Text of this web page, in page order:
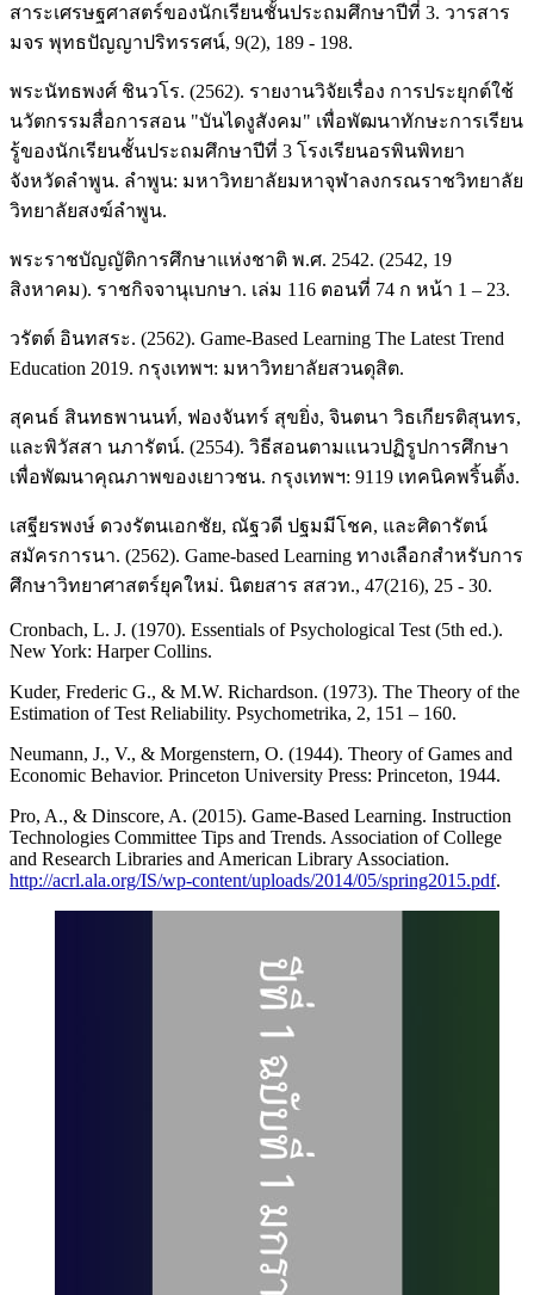
สาระเศรษฐศาสตร์ของนักเรียนชั้นประถมศึกษาปีที่ 3. วารสาร
มจร พุทธปัญญาปริทรรศน์, 9(2), 189 - 198.
พระนัทธพงศ์ ชินวโร. (2562). รายงานวิจัยเรื่อง การประยุกต์ใช้
นวัตกรรมสื่อการสอน "บันไดงูสังคม" เพื่อพัฒนาทักษะการเรียน
รู้ของนักเรียนชั้นประถมศึกษาปีที่ 3 โรงเรียนอรพินพิทยา
จังหวัดลำพูน. ลำพูน: มหาวิทยาลัยมหาจุฬาลงกรณราชวิทยาลัย
วิทยาลัยสงฆ์ลำพูน.
พระราชบัญญัติการศึกษาแห่งชาติ พ.ศ. 2542. (2542, 19
สิงหาคม). ราชกิจจานุเบกษา. เล่ม 116 ตอนที่ 74 ก หน้า 1 – 23.
วรัตต์ อินทสระ. (2562). Game-Based Learning The Latest Trend
Education 2019. กรุงเทพฯ: มหาวิทยาลัยสวนดุสิต.
สุคนธ์ สินทธพานนท์, ฟองจันทร์ สุขยิ่ง, จินตนา วิธเกียรติสุนทร,
และพิวัสสา นภารัตน์. (2554). วิธีสอนตามแนวปฏิรูปการศึกษา
เพื่อพัฒนาคุณภาพของเยาวชน. กรุงเทพฯ: 9119 เทคนิคพริ้นติ้ง.
เสฐียรพงษ์ ดวงรัตนเอกชัย, ณัฐวดี ปฐมมีโชค, และศิดารัตน์
สมัครการนา. (2562). Game-based Learning ทางเลือกสำหรับการ
ศึกษาวิทยาศาสตร์ยุคใหม่. นิตยสาร สสวท., 47(216), 25 - 30.
Cronbach, L. J. (1970). Essentials of Psychological Test (5th ed.).
New York: Harper Collins.
Kuder, Frederic G., & M.W. Richardson. (1973). The Theory of the
Estimation of Test Reliability. Psychometrika, 2, 151 – 160.
Neumann, J., V., & Morgenstern, O. (1944). Theory of Games and
Economic Behavior. Princeton University Press: Princeton, 1944.
Pro, A., & Dinscore, A. (2015). Game-Based Learning. Instruction
Technologies Committee Tips and Trends. Association of College
and Research Libraries and American Library Association.
http://acrl.ala.org/IS/wp-content/uploads/2014/05/spring2015.pdf.